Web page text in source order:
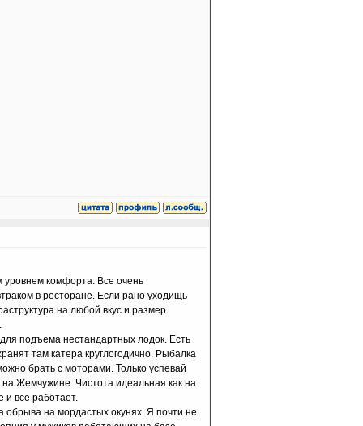
уровнем комфорта. Все очень
в ресторане. Если рано уходищь
на любой вкус и размер
подъема нестандартных лодок. Есть
там катера круглогодично. Рыбалка
брать с моторами. Только успевай
Жемчужине. Чистота идеальная как на
и все работает.
обрыва на мордастых окунях. Я почти не